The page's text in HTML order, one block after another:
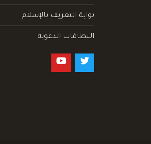
بوابة التعريف بالإسلام
البطاقات الدعوية